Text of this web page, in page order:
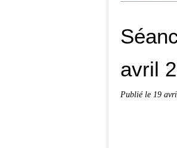
avril
Publié le 19